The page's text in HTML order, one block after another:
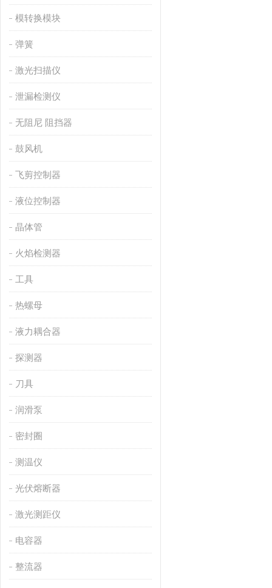
模转换模块
弹簧
激光扫描仪
泄漏检测仪
无阻尼 阻挡器
鼓风机
飞剪控制器
液位控制器
晶体管
火焰检测器
工具
热螺母
液力耦合器
探测器
刀具
润滑泵
密封圈
测温仪
光伏熔断器
激光测距仪
电容器
整流器